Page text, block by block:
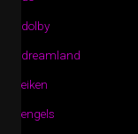
dolby
dreamland
eiken
engels